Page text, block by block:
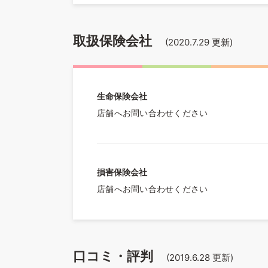
取扱保険会社 (2020.7.29 更新)
生命保険会社
店舗へお問い合わせください
損害保険会社
店舗へお問い合わせください
口コミ・評判 (2019.6.28 更新)